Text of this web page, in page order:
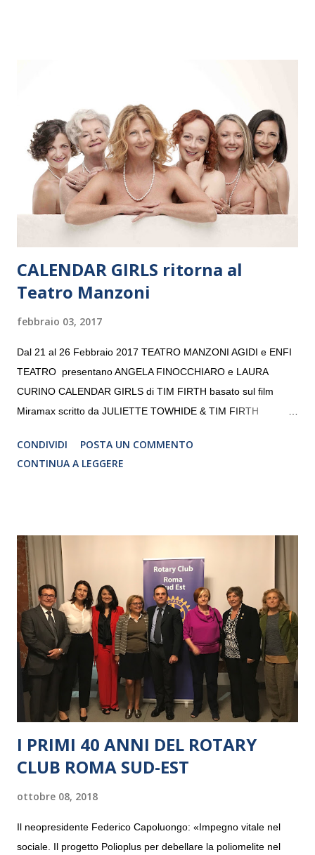
“Settembre dell’Accademia” dove si esibirà per il secondo anno
consecutivo. Il pubblico milanese avrà il piacere di applaudire i
giovani artisti della Baltic Sea Youth Philharmonic per la quarta
volta. L’orchestra, fondata nel 2008 da Kristjan Järvi (affiancato
da un prestigioso consiglio di consulent...
CALENDAR GIRLS ritorna al
Teatro Manzoni
febbraio 03, 2017
Dal 21 al 26 Febbraio 2017 TEATRO MANZONI AGIDI e ENFI
TEATRO presentano ANGELA FINOCCHIARO e LAURA
CURINO CALENDAR GIRLS di TIM FIRTH basato sul film
Miramax scritto da JULIETTE TOWHIDE & TIM FIRTH
CRISTINA PEZZOLI
CONDIVIDI
POSTA UN COMMENTO
CONTINUA A LEGGERE
I PRIMI 40 ANNI DEL ROTARY
CLUB ROMA SUD-EST
ottobre 08, 2018
Il neopresidente Federico Capoluongo: «Impegno vitale nel
sociale. Il progetto Polioplus per debellare la poliomelite nel